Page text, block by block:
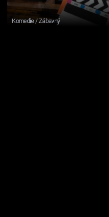
Komedie / Zábavný